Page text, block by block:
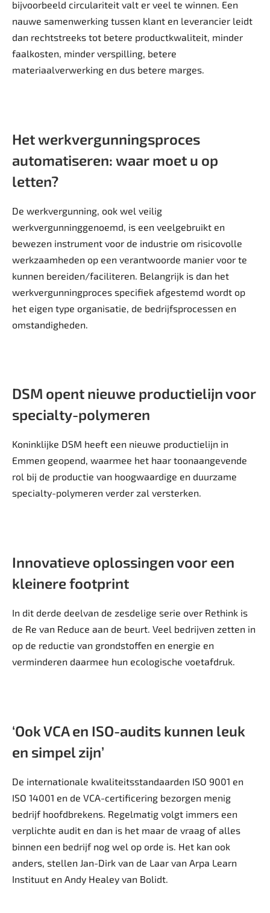
bijvoorbeeld circulariteit valt er veel te winnen. Een
nauwe samenwerking tussen klant en leverancier leidt
dan rechtstreeks tot betere productkwaliteit, minder
faalkosten, minder verspilling, betere
materiaalverwerking en dus betere marges.
Het werkvergunningsproces
automatiseren: waar moet u op
letten?
De werkvergunning, ook wel veilig
werkvergunninggenoemd, is een veelgebruikt en
bewezen instrument voor de industrie om risicovolle
werkzaamheden op een verantwoorde manier voor te
kunnen bereiden/faciliteren. Belangrijk is dan het
werkvergunningproces specifiek afgestemd wordt op
het eigen type organisatie, de bedrijfsprocessen en
omstandigheden.
DSM opent nieuwe productielijn voor
specialty-polymeren
Koninklijke DSM heeft een nieuwe productielijn in
Emmen geopend, waarmee het haar toonaangevende
rol bij de productie van hoogwaardige en duurzame
specialty-polymeren verder zal versterken.
Innovatieve oplossingen voor een
kleinere footprint
In dit derde deelvan de zesdelige serie over Rethink is
de Re van Reduce aan de beurt. Veel bedrijven zetten in
op de reductie van grondstoffen en energie en
verminderen daarmee hun ecologische voetafdruk.
‘Ook VCA en ISO-audits kunnen leuk
en simpel zijn’
De internationale kwaliteitsstandaarden ISO 9001 en
ISO 14001 en de VCA-certificering bezorgen menig
bedrijf hoofdbrekens. Regelmatig volgt immers een
verplichte audit en dan is het maar de vraag of alles
binnen een bedrijf nog wel op orde is. Het kan ook
anders, stellen Jan-Dirk van de Laar van Arpa Learn
Instituut en Andy Healey van Bolidt.